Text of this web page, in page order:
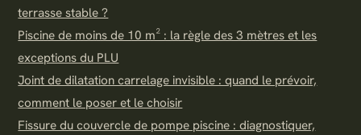
terrasse stable ?
Piscine de moins de 10 m² : la règle des 3 mètres et les
exceptions du PLU
Joint de dilatation carrelage invisible : quand le prévoir,
comment le poser et le choisir
Fissure du couvercle de pompe piscine : diagnostiquer,